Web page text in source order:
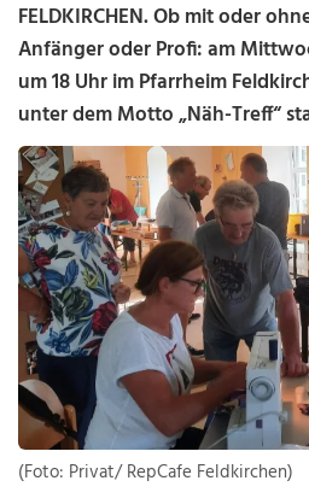
FELDKIRCHEN. Ob mit oder
Anfänger oder Profi: am
um 18 Uhr im Pfarrheim
unter dem Motto „Näh-Treff“
(Foto: Privat/ RepCafe Feldkirchen)